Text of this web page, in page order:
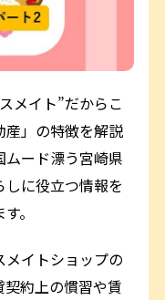
メイト”だからこ
産」の特徴を解説
ード漂う宮崎県
に役立つ情報を
。
メイトショップの
約上の慣習や賃